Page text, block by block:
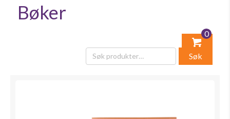
Bøker
0
Søk